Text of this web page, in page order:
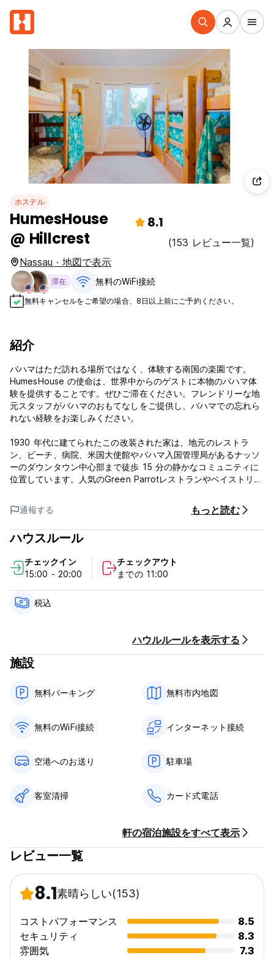
ホステル
HumesHouse
@ Hillcrest
8.1
(153 レビュー一覧)
Nassau · 地図で表示
滞在 無料のWiFi接続
無料キャンセルをご希望の場合、8日以上前にご予約ください。
紹介
バハマはただ訪れる場所ではなく、体験する南国の楽園です。
HumesHouse の使命は、世界中からのゲストに本物のバハマ体
験を提供することです。ぜひご滞在ください。フレンドリーな地
元スタッフがバハマのおもてなしをご提供し、バハマでの忘れら
れない経験をお楽しみください。
1930 年代に建てられたこの改装された家は、地元のレストラ
ン、ビーチ、病院、米国大使館やバハマ入国管理局があるナッソ
ーのダウンタウン中心部まで徒歩 15 分の静かなコミュニティに
位置しています。人気のGreen Parrotレストランやベイストリー
宿泊施設には、個室 3 室、女性専用ドミトリー 1 室、男女共用
ドミトリー 1 室の合計 5 つの異なる部屋があります。宿泊施設
には 5 つの部屋に分かれて合計 15 台のベッドがあります。バス
共有スペースです。
HumesHouse @ Hillcrestの条件とポリシー:
返金可能料金: 宿泊の 2 日前までに無料でキャンセルできます。
は受け付けていないため、事前に料金が請求されます。
チェックインは午後3時から
午前11時までにチェックアウト
清掃料金 - 1 人あたり 10 ドル (料金には含まれません)
門限はありません。
この施設ではクレジットカードの事前承認を行います。 (Auto-
translated from original language)
通報する もっと読む
ハウスルール
チェックイン
15:00 - 20:00
チェックアウト
までの 11:00
税込
ハウルルールを表示する
施設
無料パーキング 無料市内地図
無料のWiFi接続 インターネット接続
空港へのお送り 駐車場
客室清掃 カード式電話
軒の宿泊施設をすべて表示
レビュー一覧
8.1素晴らしい(153)
コストパフォーマンス
8.5
セキュリティ
8.3
雰囲気
7.3